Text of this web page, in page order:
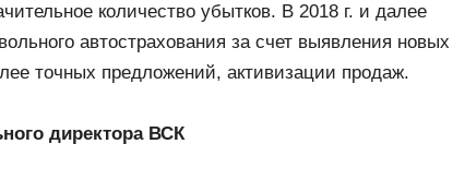
количество убытков. В 2018 г. и далее
автострахования за счет выявления новых
точных предложений, активизации продаж.
директора ВСК